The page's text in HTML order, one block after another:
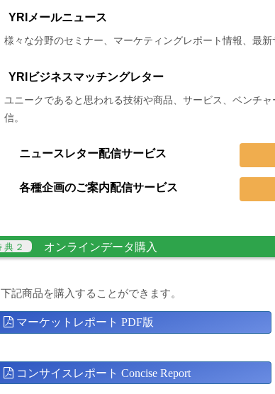
YRIメールニュース
様々な分野のセミナー、マーケティングレポート情報、最
YRIビジネスマッチングレター
ユニークであると思われる技術や商品、サービス、ベンチ
信。
ニュースレター配信サービス
各種企画のご案内配信サービス
オンラインデータ購入
下記商品を購入することができます。
マーケットレポート PDF版
コンサイスレポート Concise Report